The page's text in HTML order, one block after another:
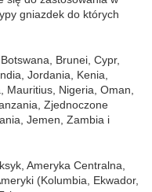
gniazdek do których
Brunei, Cypr,
Jordania, Kenia,
Mauritius, Nigeria, Oman,
Zjednoczone
Jemen, Zambia i
Ameryka Centralna,
(Kolumbia, Ekwador,